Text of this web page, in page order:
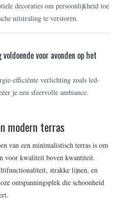
decoraties om persoonlijkheid toe
uitstraling te verstoren.
voor avonden op het
efficiënte verlichting zoals led-
je een sfeervolle ambiance.
modern terras
van een minimalistisch terras is om
voor kwaliteit boven kwantiteit.
strakke lijnen, en
ontspanningsplek die schoonheid